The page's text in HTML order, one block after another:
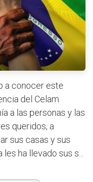
a conocer este
del Celam
a las personas y las
queridos, a
sus casas y sus
ha llevado sus s...